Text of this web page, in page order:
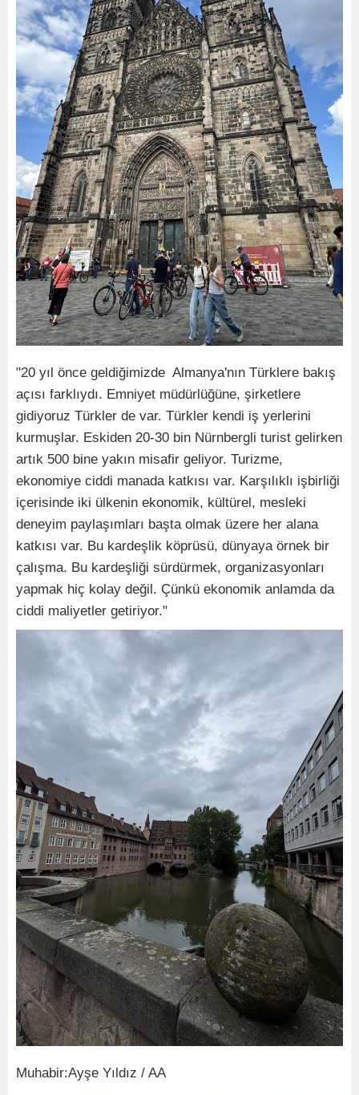
"20 yıl önce geldiğimizde Almanya'nın Türklere bakış
açısı farklıydı. Emniyet müdürlüğüne, şirketlere
gidiyoruz Türkler de var. Türkler kendi iş yerlerini
kurmuşlar. Eskiden 20-30 bin Nürnbergli turist gelirken
artık 500 bine yakın misafir geliyor. Turizme,
ekonomiye ciddi manada katkısı var. Karşılıklı işbirliği
içerisinde iki ülkenin ekonomik, kültürel, mesleki
deneyim paylaşımları başta olmak üzere her alana
katkısı var. Bu kardeşlik köprüsü, dünyaya örnek bir
çalışma. Bu kardeşliği sürdürmek, organizasyonları
yapmak hiç kolay değil. Çünkü ekonomik anlamda da
ciddi maliyetler getiriyor."
Muhabir:Ayşe Yıldız / AA